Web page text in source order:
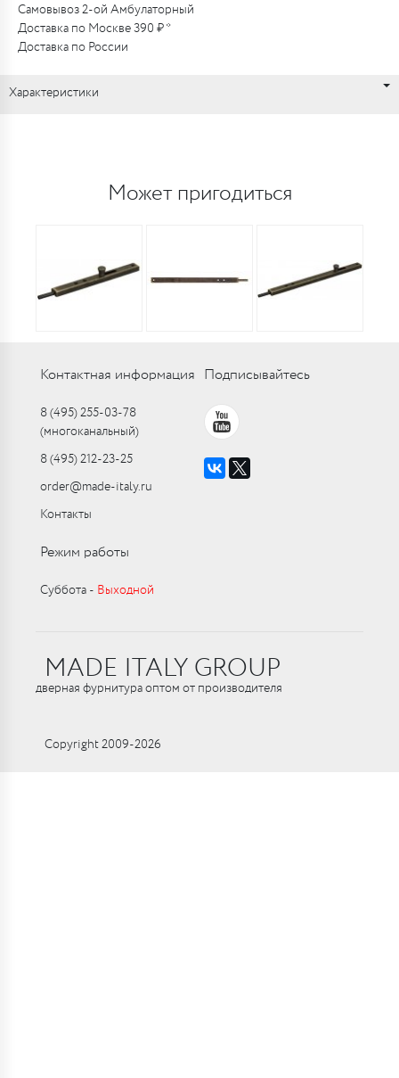
Самовывоз 2-ой Амбулаторный
Доставка по Москве 390 ₽ *
Доставка по России
Характеристики
Может пригодиться
Контактная информация
8 (495) 255-03-78
(многоканальный)
8 (495) 212-23-25
order@made-italy.ru
Контакты
Подписывайтесь
Режим работы
Суббота ‑ Выходной
MADE ITALY GROUP
дверная фурнитура оптом от производителя
Copyright 2009-2026